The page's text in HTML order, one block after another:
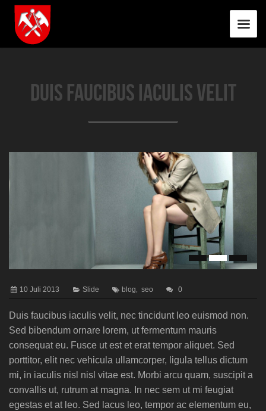
Duis faucibus iaculis velit
10 Juli 2013 Slide blog seo 0
Duis faucibus iaculis velit, nec tincidunt leo euismod non.
Sed bibendum ornare lorem, ut fermentum mauris
consequat eu. Fusce ut est et erat tempor aliquet. Sed
porttitor, elit nec vehicula ullamcorper, ligula tellus dictum
mi, in iaculis nisl nisl vitae est. Morbi arcu quam, suscipit a
convallis ut, rutrum at magna. In nec sem ut mi feugiat
egestas et at leo. Sed lacus leo, tempor ac elementum eu,